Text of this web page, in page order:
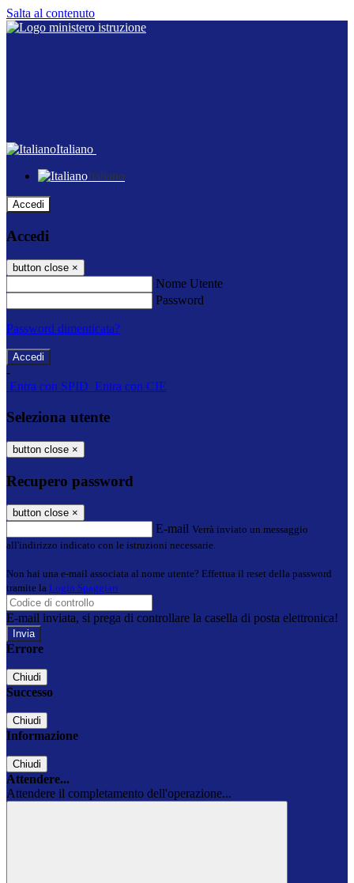
Salta al contenuto
Italiano
Italiano
Accedi
Accedi
button close ×
Nome Utente
Password
Password dimenticata?
-
Entra con SPID Entra con CIE
Seleziona utente
button close ×
Recupero password
button close ×
E-mail Verrà inviato un messaggio
all'indirizzo indicato con le istruzioni necessarie.
Non hai una e-mail associata al nome utente? Effettua il reset della password
tramite la Login Spaggiari
E-mail inviata, si prega di controllare la casella di posta elettronica!
Errore
Chiudi
Successo
Chiudi
Informazione
Chiudi
Attendere...
Attendere il completamento dell'operazione...